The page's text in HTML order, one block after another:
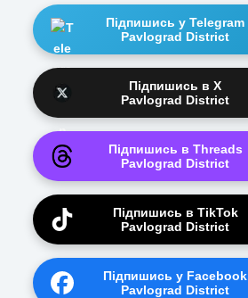
Підпишись у Telegram
Pavlograd District
Підпишись в X
Pavlograd District
Підпишись в Threads
Pavlograd District
Підпишись в TikTok
Pavlograd District
Підпишись у Facebook
Pavlograd District